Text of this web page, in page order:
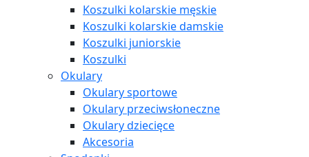
Koszulki kolarskie męskie
Koszulki kolarskie damskie
Koszulki juniorskie
Koszulki
Okulary
Okulary sportowe
Okulary przeciwsłoneczne
Okulary dziecięce
Akcesoria